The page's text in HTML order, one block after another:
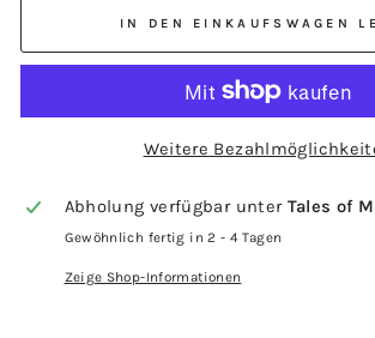
IN DEN EINKAUFSWAGEN
Weitere
Abholung verfügbar unter Tales of
Gewöhnlich fertig in 2 - 4 Tagen
Zeige Shop-Informationen